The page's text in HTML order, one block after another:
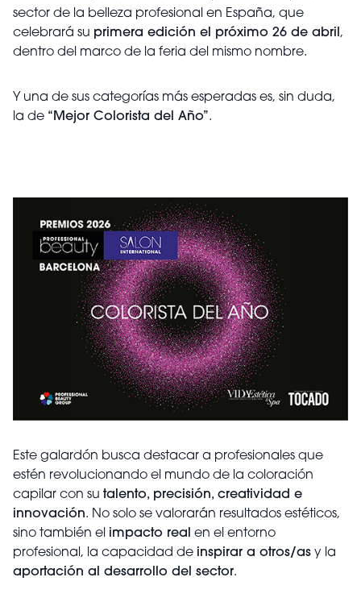
sector de la belleza profesional en España, que
celebrará su primera edición el próximo 26 de abril ,
dentro del marco de la feria del mismo nombre.
Y una de sus categorías más esperadas es, sin duda,
la de “Mejor Colorista del Año”.
Este galardón busca destacar a profesionales que
estén revolucionando el mundo de la coloración
capilar con su talento, precisión, creatividad e
innovación. No solo se valorarán resultados estéticos,
sino también el impacto real en el entorno
profesional, la capacidad de inspirar a otros/as y la
aportación al desarrollo del sector.